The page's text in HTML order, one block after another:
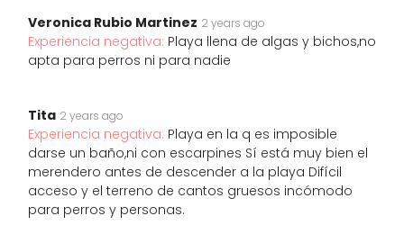
Veronica Rubio Martinez 2 years ago
Experiencia negativa: Playa llena de algas y bichos,no
apta para perros ni para nadie
Tita 2 years ago
Experiencia negativa: Playa en la q es imposible
darse un baño,ni con escarpines Sí está muy bien el
merendero antes de descender a la playa Difícil
acceso y el terreno de cantos gruesos incómodo
para perros y personas.